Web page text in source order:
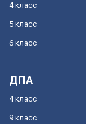
4 класс
5 класс
6 класс
ДПА
4 класс
9 класс